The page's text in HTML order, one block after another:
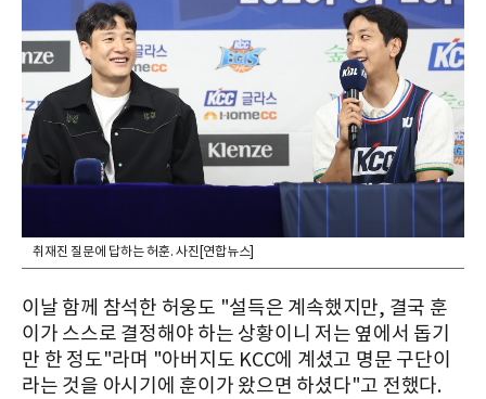
취재진 질문에 답하는 허훈. 사진[연합뉴스]
이날 함께 참석한 허웅도 "설득은 계속했지만, 결국 훈
이가 스스로 결정해야 하는 상황이니 저는 옆에서 돕기
만 한 정도"라며 "아버지도 KCC에 계셨고 명문 구단이
라는 것을 아시기에 훈이가 왔으면 하셨다"고 전했다.